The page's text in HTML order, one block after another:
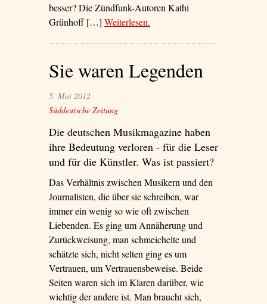
besser? Die Zündfunk-Autoren Kathi
Grünhoff […] Weiterlesen– ‘Love in a Cloud’
.
Sie waren Legenden
5. Mai 2012
Süddeutsche Zeitung
Die deutschen Musikmagazine haben
ihre Bedeutung verloren - für die Leser
und für die Künstler. Was ist passiert?
Das Verhältnis zwischen Musikern und den
Journalisten, die über sie schreiben, war
immer ein wenig so wie oft zwischen
Liebenden. Es ging um Annäherung und
Zurückweisung, man schmeichelte und
schätzte sich, nicht selten ging es um
Vertrauen, um Vertrauensbeweise. Beide
Seiten waren sich im Klaren darüber, wie
wichtig der andere ist. Man braucht sich,